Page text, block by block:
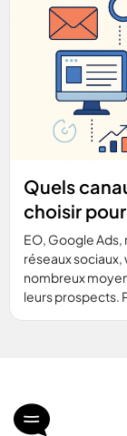
Quels
choisir
EO, Google
réseaux
nombreux
leurs prospects.
icon